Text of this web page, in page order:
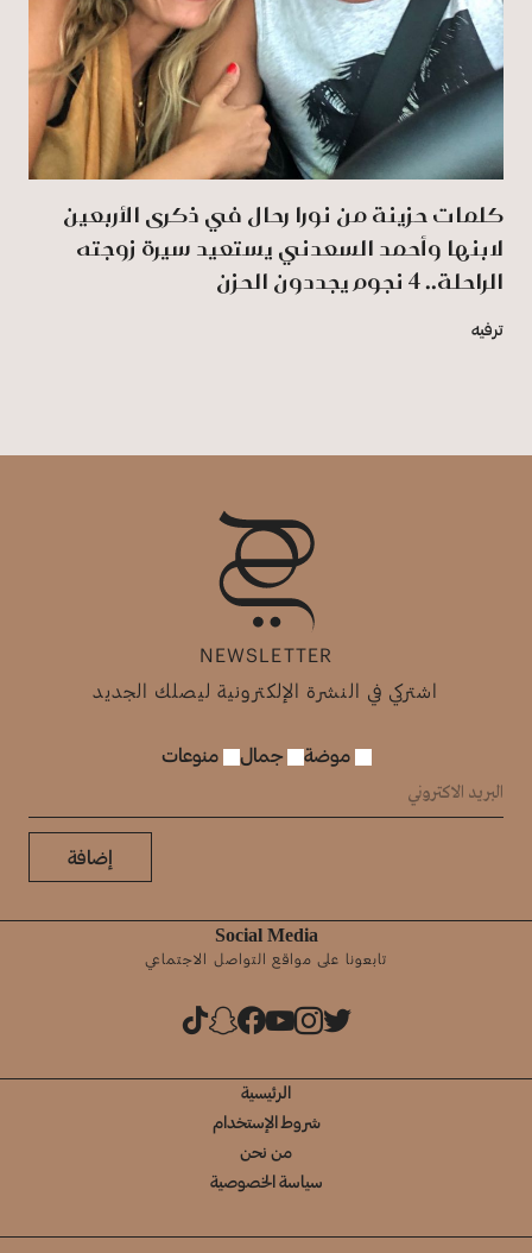
كلمات حزينة من نورا رحال في ذكرى الأربعين
لابنها وأحمد السعدني يستعيد سيرة زوجته
الراحلة.. 4 نجوم يجددون الحزن
ترفيه
NEWSLETTER
اشتركي في النشرة الإلكترونية ليصلك الجديد
موضة جمال منوعات
إضافة
Social Media
تابعونا على مواقع التواصل الاجتماعي
الرئيسية
شروط الإستخدام
من نحن
سياسة الخصوصية